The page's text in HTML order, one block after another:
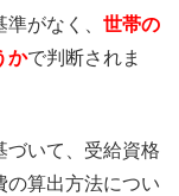
がなく、 世帯の
かで判断されま
づいて、受給資格
の算出方法につい